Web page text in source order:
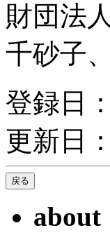
財団法
千砂子
登録日
更新日
about